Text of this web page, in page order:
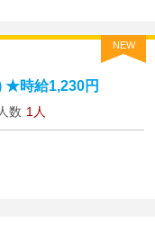
NEW
★時給1,230円
数 1人